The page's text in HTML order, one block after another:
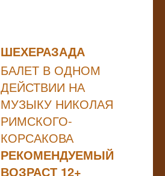
ШЕХЕРАЗАДА
БАЛЕТ В ОДНОМ
ДЕЙСТВИИ НА
МУЗЫКУ НИКОЛАЯ
РИМСКОГО-
КОРСАКОВА
РЕКОМЕНДУЕМЫЙ
ВОЗРАСТ 12+